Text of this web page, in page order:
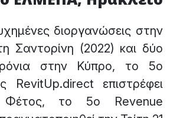
διοργανώσεις στην
Σαντορίνη (2022) και δύο
στην Κύπρο, το 5ο
RevitUp.direct επιστρέφει
το 5ο Revenue